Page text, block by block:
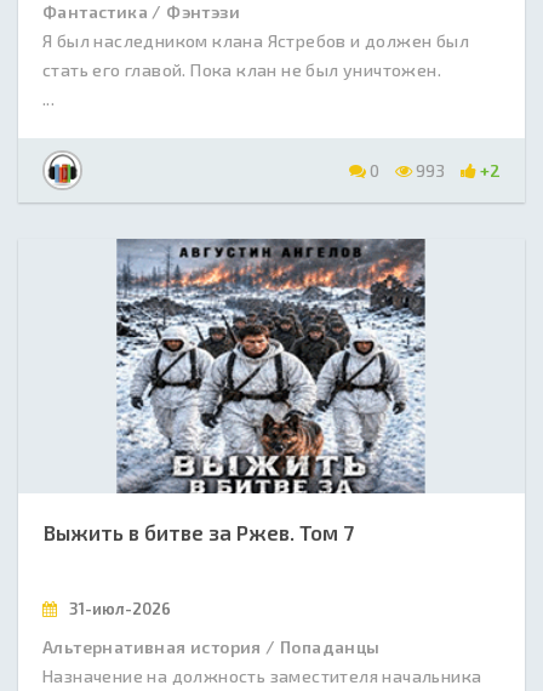
Фантастика / Фэнтэзи
Я был наследником клана Ястребов и должен был
стать его главой. Пока клан не был уничтожен.
...
0 993 +2
Выжить в битве за Ржев. Том 7
31-июл-2026
Альтернативная история / Попаданцы
Назначение на должность заместителя начальника